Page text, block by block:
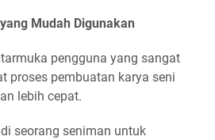
Mudah Digunakan
pengguna yang sangat
proses pembuatan karya seni
lebih cepat.
seorang seniman untuk